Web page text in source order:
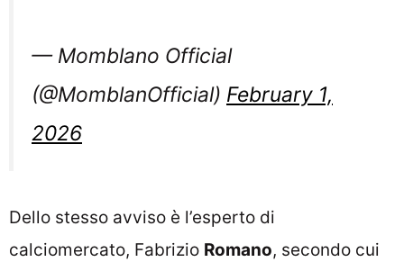
— Momblano Official
(@MomblanOfficial) February 1,
2026
Dello stesso avviso è l’esperto di
calciomercato, Fabrizio Romano, secondo cui